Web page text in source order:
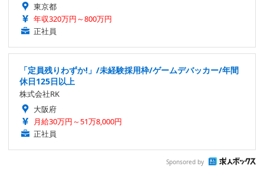
東京都
年収320万円～800万円
正社員
「定員残りわずか!」/未経験採用枠/ゲームデバッカー/年間
休日125日以上
株式会社RK
大阪府
月給30万円～51万8,000円
正社員
Sponsored by